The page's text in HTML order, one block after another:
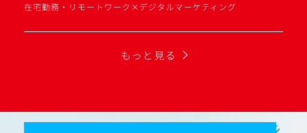
在宅勤務・リモートワーク×デジタルマーケティング
もっと見る